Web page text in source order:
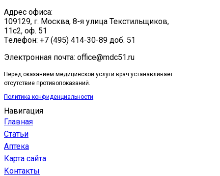
Адрес офиса:
109129, г. Москва, ​8-я улица Текстильщиков,
11с2, оф. 51
Tелефон: +7 (495) 414-30-89 доб. 51
Электронная почта: office@mdc51.ru
Перед оказанием медицинской услуги врач устанавливает
отсутствие противопоказаний.
Политика конфиденциальности
Навигация
Главная
Статьи
Аптека
Карта сайта
Контакты